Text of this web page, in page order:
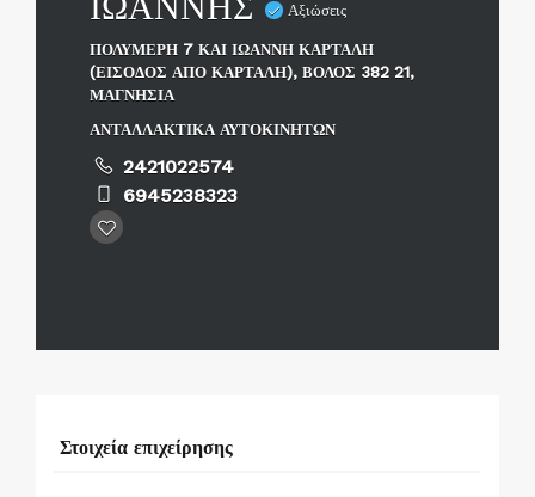
Αξιώσεις
ΠΟΛΥΜΕΡΗ 7 ΚΑΙ ΙΩΑΝΝΗ ΚΑΡΤΑΛΗ
(ΕΙΣΟΔΟΣ ΑΠΟ ΚΑΡΤΑΛΗ), ΒΟΛΟΣ 382 21,
ΜΑΓΝΗΣΙΑ
ΑΝΤΑΛΛΑΚΤΙΚΑ ΑΥΤΟΚΙΝΗΤΩΝ
2421022574
6945238323
Στοιχεία επιχείρησης